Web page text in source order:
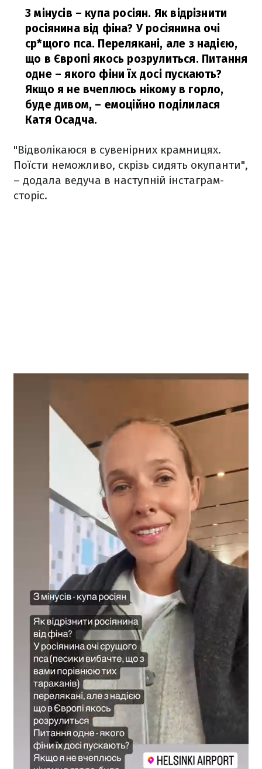
З мінусів – купа росіян. Як відрізнити
росіянина від фіна? У росіянина очі
ср*щого пса. Перелякані, але з надією,
що в Європі якось розрулиться. Питання
одне – якого фіни їх досі пускають?
Якщо я не вчеплюсь нікому в горло,
буде дивом, – емоційно поділилася
Катя Осадча.
"Відволікаюся в сувенірних крамницях.
Поїсти неможливо, скрізь сидять окупанти",
– додала ведуча в наступній інстаграм-
сторіс.